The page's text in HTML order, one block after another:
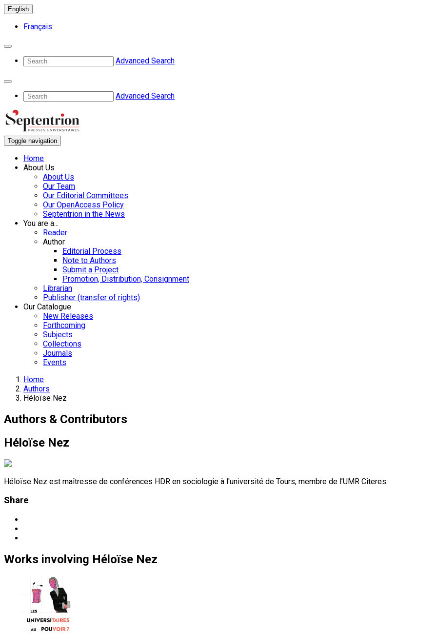
English
Français
Advanced Search
Advanced Search
Toggle navigation
Home
About Us
About Us
Our Team
Our Editorial Committees
Our OpenAccess Policy
Septentrion in the News
You are a...
Reader
Author
Editorial Process
Note to Authors
Submit a Project
Promotion, Distribution, Consignment
Librarian
Publisher (transfer of rights)
Our Catalogue
New Releases
Forthcoming
Subjects
Collections
Journals
Events
Home
Authors
Héloïse Nez
Authors & Contributors
Héloïse Nez
Héloïse Nez est maîtresse de conférences HDR en sociologie à l'université de Tours, membre de l’UMR Citeres.
Share
Works involving Héloïse Nez